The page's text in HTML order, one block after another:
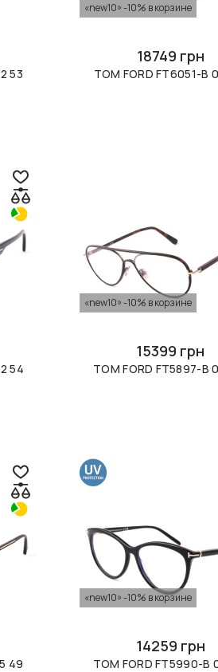
53
«new10» -10% в корзине
18749 грн
TOM FORD FT6051-B
54
«new10» -10% в корзине
15399 грн
TOM FORD FT5897-B
49
«new10» -10% в корзине
14259 грн
TOM FORD FT5990-B